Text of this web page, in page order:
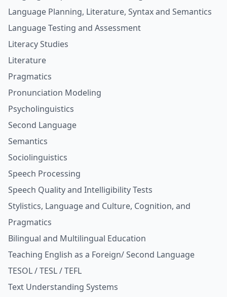
Language Planning, Literature, Syntax and Semantics
Language Testing and Assessment
Literacy Studies
Literature
Pragmatics
Pronunciation Modeling
Psycholinguistics
Second Language
Semantics
Sociolinguistics
Speech Processing
Speech Quality and Intelligibility Tests
Stylistics, Language and Culture, Cognition, and
Pragmatics
Bilingual and Multilingual Education
Teaching English as a Foreign/ Second Language
TESOL / TESL / TEFL
Text Understanding Systems